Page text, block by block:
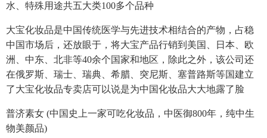
水、特殊用途共五大类100多个品种
大宝化妆品是中国传统医学与先进技术相结合的产物，占稳
中国市场后，还放眼于，将大宝产品行销到美国、日本、欧
洲、中东、北非等40余个国家和地区，除此之外，该公司还
在俄罗斯、瑞士、瑞典、希腊、突尼斯、塞普路斯等国建立
了大宝化妆品专卖店可以说是为中国化妆品大大地露了脸
普济素女 (中国史上一家可吃化妆品，中医御800年，纯中生
物美颜品)